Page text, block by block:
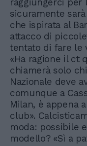
raggiungerci per
sicuramente
che ispirata al
attacco di
tentato di fare le
«Ha ragione il ct
chiamerà solo
Nazionale deve
comunque a
Milan, è appena
club».
moda: possibile
modello? «Sì a